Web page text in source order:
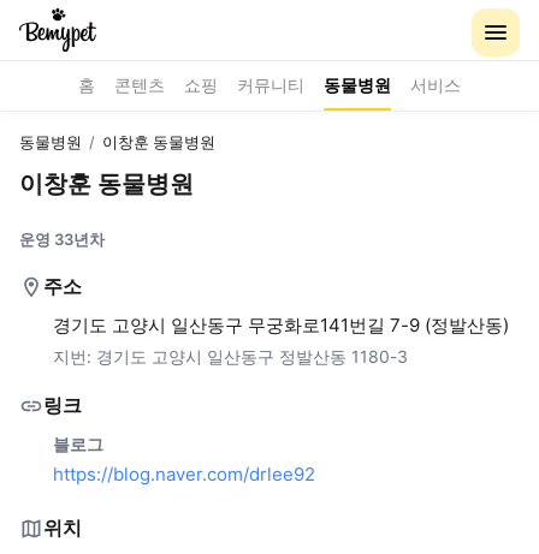
홈 콘텐츠 쇼핑 커뮤니티 동물병원 서비스
동물병원 / 이창훈 동물병원
이창훈 동물병원
운영 33년차
주소
경기도 고양시 일산동구 무궁화로141번길 7-9 (정발산동)
지번: 경기도 고양시 일산동구 정발산동 1180-3
링크
블로그
https://blog.naver.com/drlee92
위치